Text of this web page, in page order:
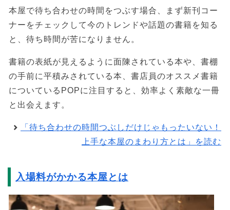
本屋で待ち合わせの時間をつぶす場合、まず新刊コー
ナーをチェックして今のトレンドや話題の書籍を知る
と、待ち時間が苦になりません。
書籍の表紙が見えるように面陳されている本や、書棚
の手前に平積みされている本、書店員のオススメ書籍
についているPOPに注目すると、効率よく素敵な一冊
と出会えます。
「待ち合わせの時間つぶしだけじゃもったいない！
上手な本屋のまわり方とは」を読む
入場料がかかる本屋とは